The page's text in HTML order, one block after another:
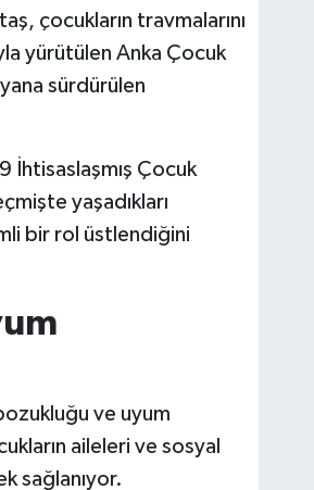
çocukların travmalarını
yürütülen Anka Çocuk
yana sürdürülen
İhtisaslaşmış Çocuk
yaşadıkları
bir rol üstlendiğini
ve uyum
aileleri ve sosyal
sağlanıyor.